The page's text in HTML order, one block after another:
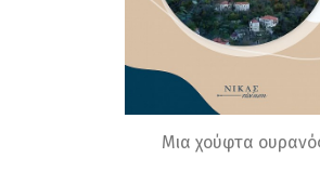
Μια χούφτα